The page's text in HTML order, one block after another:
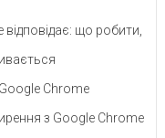
що робити,
Chrome
з Google Chrome